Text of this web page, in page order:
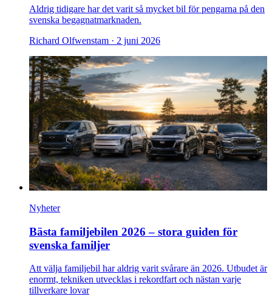
Aldrig tidigare har det varit så mycket bil för pengarna på den
svenska begagnatmarknaden.
Richard Olfwenstam · 2 juni 2026
Nyheter
Bästa familjebilen 2026 – stora guiden för
svenska familjer
Att välja familjebil har aldrig varit svårare än 2026. Utbudet är
enormt, tekniken utvecklas i rekordfart och nästan varje
tillverkare lovar